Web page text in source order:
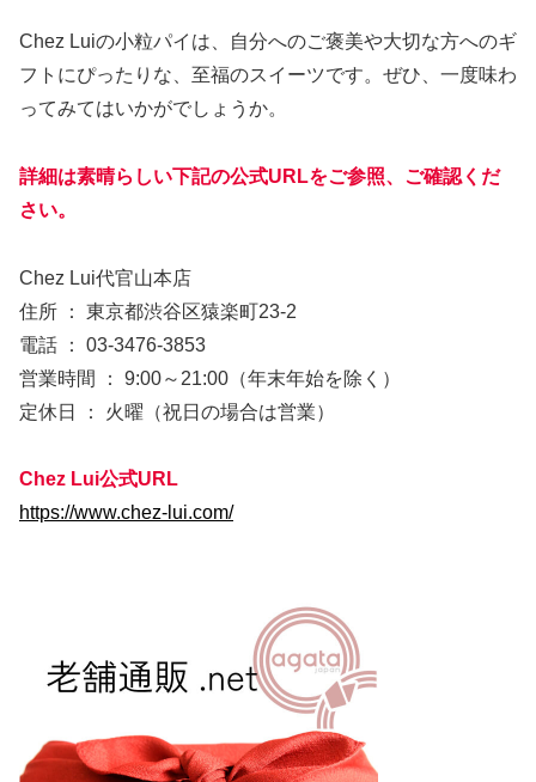
Chez Luiの小粒パイは、自分へのご褒美や大切な方へのギ
フトにぴったりな、至福のスイーツです。ぜひ、一度味わ
ってみてはいかがでしょうか。
詳細は素晴らしい下記の公式URLをご参照、ご確認くだ
さい。
Chez Lui代官山本店
住所 ： 東京都渋谷区猿楽町23-2
電話 ： 03-3476-3853
営業時間 ： 9:00～21:00（年末年始を除く）
定休日 ： 火曜（祝日の場合は営業）
Chez Lui公式URL
https://www.chez-lui.com/